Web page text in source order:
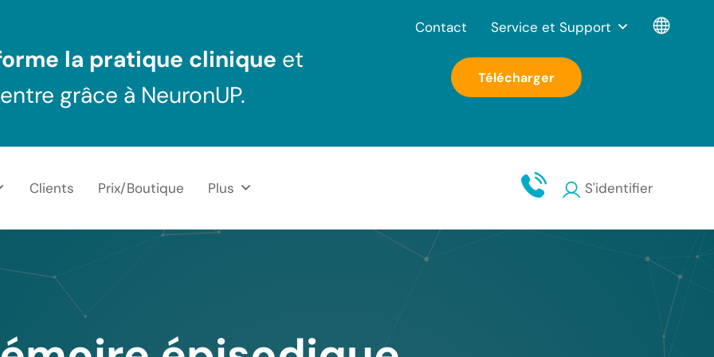
la pratique clinique et
grâce à NeuronUP.
Télécharger
Clients Prix/Boutique Plus S'identifier
Contact Service et Support